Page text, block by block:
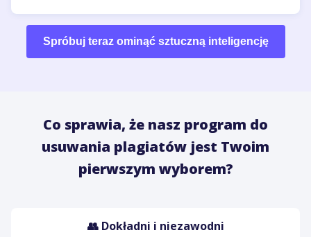
Spróbuj teraz ominąć sztuczną inteligencję
Co sprawia, że nasz program do
usuwania plagiatów jest Twoim
pierwszym wyborem?
👥 Dokładni i niezawodni